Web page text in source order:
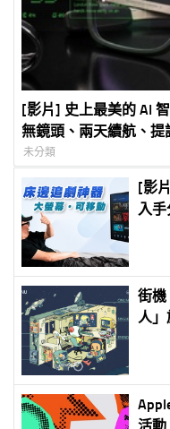
[影片] 史上最美的 AI
無鏡頭、兩天續航、提
未分類
[影
入手
街機
人」